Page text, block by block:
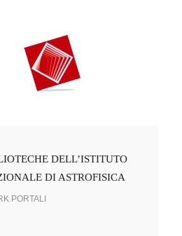
DELL’ISTITUTO
DI ASTROFISICA
PORTALI